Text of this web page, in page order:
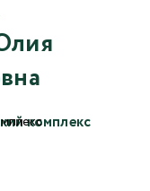
комплекс